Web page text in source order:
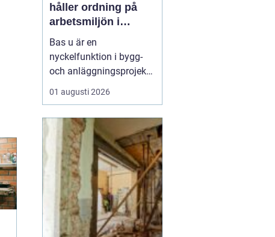
håller ordning på
arbetsmiljön i
byggprojekt
Bas u är en
nyckelfunktion i bygg-
och anläggningsprojekt,
med ansvar för att
arbetsmiljöarbetet
utförandet. Genom att
samordna entreprenörer,
hålla arbetsmiljöplanen
levande och s&aum...
01 augusti 2026